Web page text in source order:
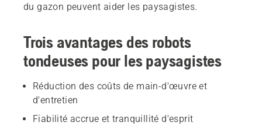
du gazon peuvent aider les paysagistes.
Trois avantages des robots
tondeuses pour les paysagistes
Réduction des coûts de main-d'œuvre et
d'entretien
Fiabilité accrue et tranquillité d'esprit